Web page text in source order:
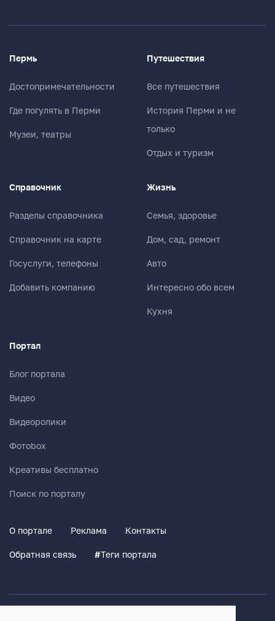
Пермь
Достопримечательности
Где погулять в Перми
Музеи, театры
Путешествия
Все путешествия
История Перми и не
только
Отдых и туризм
Справочник
Разделы справочника
Справочник на карте
Госуслуги, телефоны
Добавить компанию
Жизнь
Семья, здоровье
Дом, сад, ремонт
Авто
Интересно обо всем
Кухня
Портал
Блог портала
Видео
Видеоролики
Фотоbox
Креативы бесплатно
Поиск по порталу
О портале Реклама Контакты
Обратная связь #Теги портала